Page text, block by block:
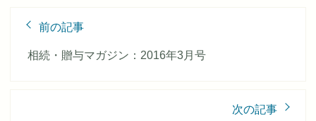
前の記事
相続・贈与マガジン：2016年3月号
次の記事